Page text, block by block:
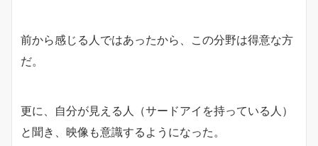
前から感じる人ではあったから、この分野は得意な方
だ。
更に、自分が見える人（サードアイを持っている人）
と聞き、映像も意識するようになった。